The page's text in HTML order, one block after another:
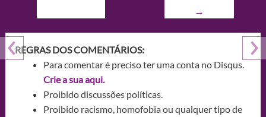
→
REGRAS DOS COMENTÁRIOS:
Para comentar é preciso ter uma conta no Disqus.
Crie a sua aqui.
Proibido discussões políticas.
Proibido racismo, homofobia ou qualquer tipo de